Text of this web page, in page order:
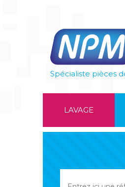
Spécialiste pièces
LAVAGE